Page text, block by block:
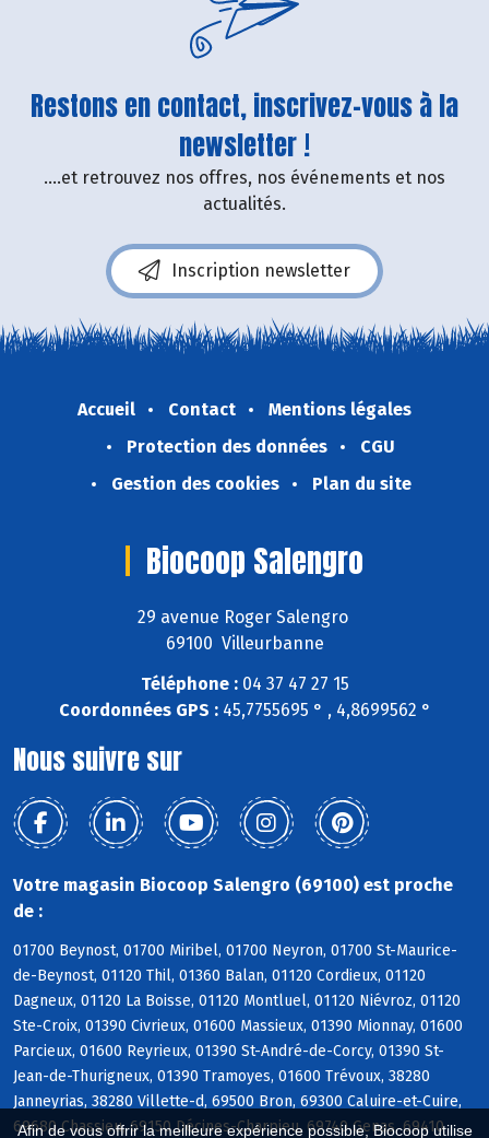
Afin de vous offrir la meilleure expérience possible, Biocoop utilise
Restons en contact, inscrivez-vous à la
newsletter !
....et retrouvez nos offres, nos événements et nos
actualités.
Inscription newsletter
Accueil Contact
Mentions légales
Protection des données
CGU
Gestion des cookies
Plan du site
Biocoop Salengro
29 avenue Roger Salengro
69100 Villeurbanne
Téléphone :04 37 47 27 15
Coordonnées GPS :45,7755695 ° , 4,8699562 °
Nous suivre sur
Votre magasin Biocoop Salengro (69100) est proche
de :
01700 Beynost, 01700 Miribel, 01700 Neyron, 01700 St-Maurice-
de-Beynost, 01120 Thil, 01360 Balan, 01120 Cordieux, 01120
Dagneux, 01120 La Boisse, 01120 Montluel, 01120 Niévroz, 01120
Ste-Croix, 01390 Civrieux, 01600 Massieux, 01390 Mionnay, 01600
Parcieux, 01600 Reyrieux, 01390 St-André-de-Corcy, 01390 St-
Jean-de-Thurigneux, 01390 Tramoyes, 01600 Trévoux, 38280
Janneyrias, 38280 Villette-d, 69500 Bron, 69300 Caluire-et-Cuire,
69680 Chassieu, 69150 Décines-Charpieu, 69740 Genas, 69410